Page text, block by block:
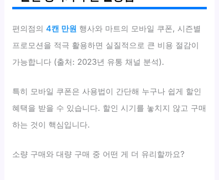
편의점의4캔 만원 행사와 마트의 모바일 쿠폰, 시즌별
프로모션을 적극 활용하면 실질적으로 큰 비용 절감이
가능합니다 (출처: 2023년 유통 채널 분석).
특히 모바일 쿠폰은 사용법이 간단해 누구나 쉽게 할인
혜택을 받을 수 있습니다. 할인 시기를 놓치지 않고 구매
하는 것이 핵심입니다.
소량 구매와 대량 구매 중 어떤 게 더 유리할까요?